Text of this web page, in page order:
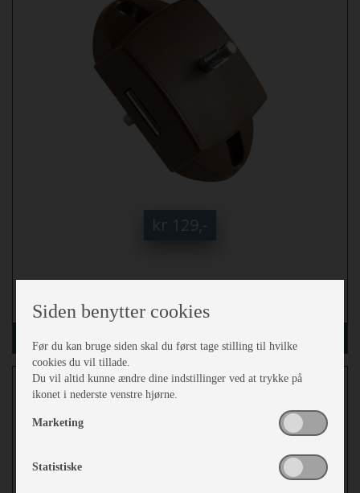
kr 129,-
mere
læg i kurv
Lås 1-punkt til klædeskab lill
Siden benytter cookies
Før du kan bruge siden skal du først tage stilling til hvilke
cookies du vil tillade.
Du vil altid kunne ændre dine indstillinger ved at trykke på
ikonet i nederste venstre hjørne.
Marketing
Statistiske